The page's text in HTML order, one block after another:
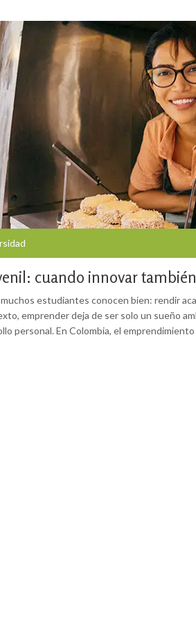
cuando innovar
estudiantes conocen bien: rendir
emprender deja de ser solo un sueño
personal. En Colombia, el